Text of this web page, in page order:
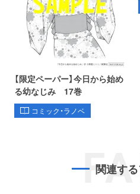
【限定ペーパー】今日から始め
る幼なじみ 17巻
コミック・ラノベ
関連す